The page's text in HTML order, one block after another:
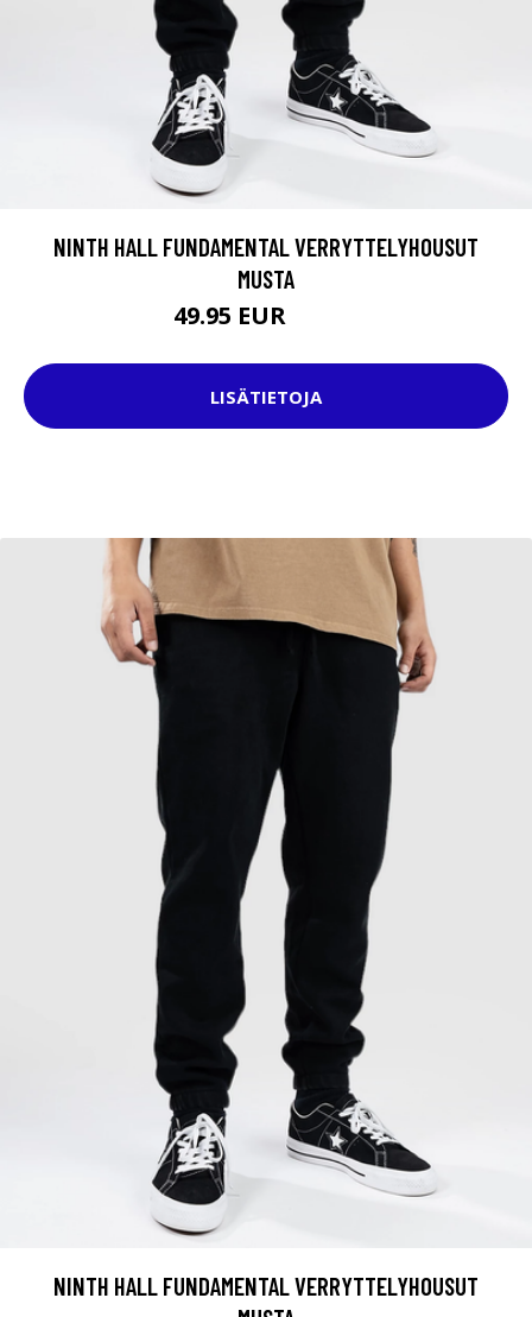
NINTH HALL FUNDAMENTAL VERRYTTELYHOUSUT
MUSTA
49.95 EUR
LISÄTIETOJA
NINTH HALL FUNDAMENTAL VERRYTTELYHOUSUT